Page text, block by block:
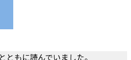
ともに読んでいました。